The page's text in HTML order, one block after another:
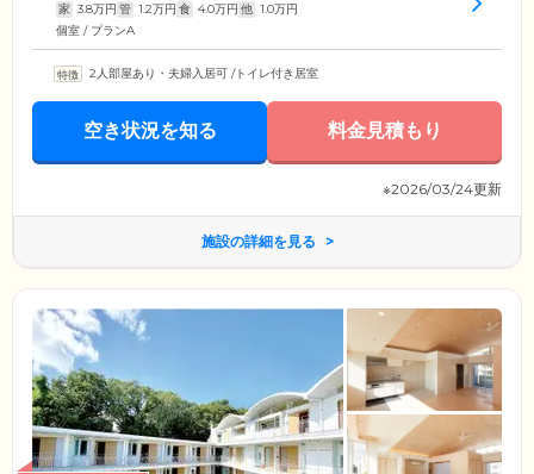
家 3.8万円 管 1.2万円 食 4.0万円 他 1.0万円
個室 / プランA
2人部屋あり・夫婦入居可 /トイレ付き居室
空き状況を知る 料金見積もり
※2026/03/24更新
施設の詳細を見る